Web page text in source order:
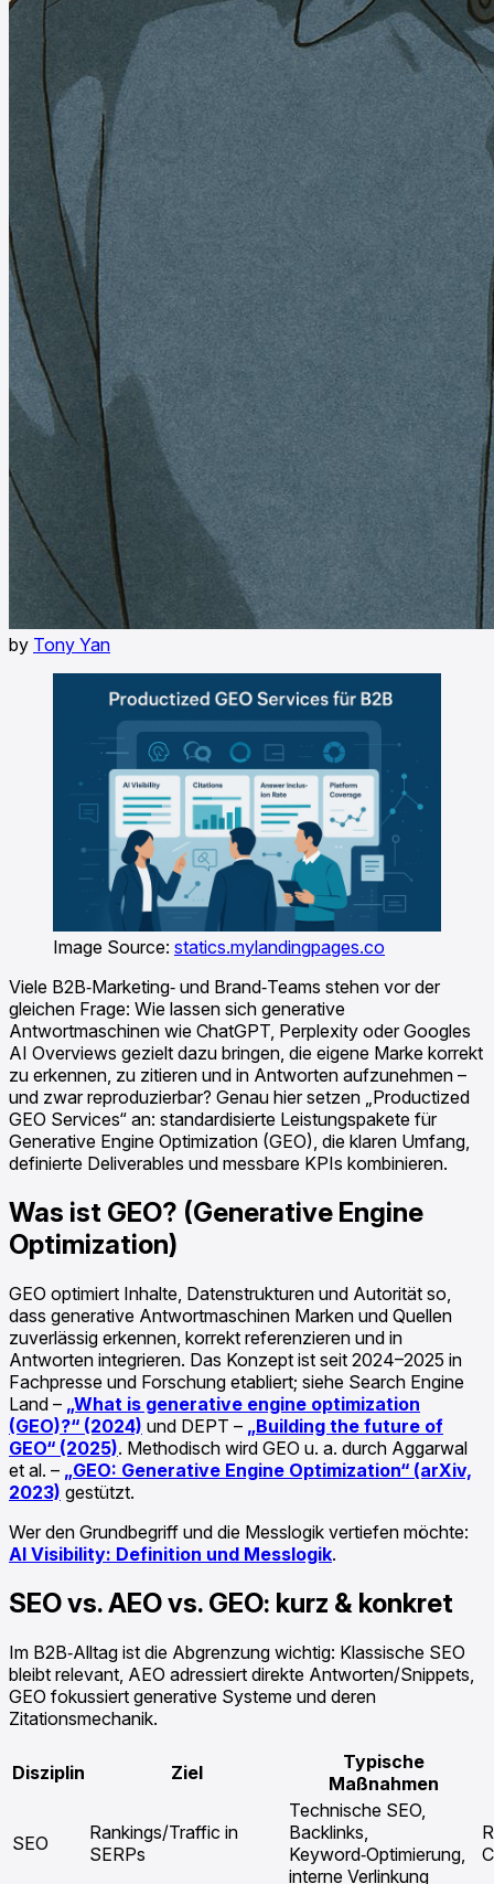
by Tony Yan
Image Source: statics.mylandingpages.co
Viele B2B‑Marketing‑ und Brand‑Teams stehen vor der
gleichen Frage: Wie lassen sich generative
Antwortmaschinen wie ChatGPT, Perplexity oder Googles
AI Overviews gezielt dazu bringen, die eigene Marke korrekt
zu erkennen, zu zitieren und in Antworten aufzunehmen –
und zwar reproduzierbar? Genau hier setzen „Productized
GEO Services“ an: standardisierte Leistungspakete für
Generative Engine Optimization (GEO), die klaren Umfang,
definierte Deliverables und messbare KPIs kombinieren.
Was ist GEO? (Generative Engine
Optimization)
GEO optimiert Inhalte, Datenstrukturen und Autorität so,
dass generative Antwortmaschinen Marken und Quellen
zuverlässig erkennen, korrekt referenzieren und in
Antworten integrieren. Das Konzept ist seit 2024–2025 in
Fachpresse und Forschung etabliert; siehe Search Engine
Land – „What is generative engine optimization
(GEO)?“ (2024) und DEPT – „Building the future of
GEO“ (2025). Methodisch wird GEO u. a. durch Aggarwal
et al. – „GEO: Generative Engine Optimization“ (arXiv,
2023) gestützt.
Wer den Grundbegriff und die Messlogik vertiefen möchte:
AI Visibility: Definition und Messlogik.
SEO vs. AEO vs. GEO: kurz & konkret
Im B2B‑Alltag ist die Abgrenzung wichtig: Klassische SEO
bleibt relevant, AEO adressiert direkte Antworten/Snippets,
GEO fokussiert generative Systeme und deren
Zitationsmechanik.
Disziplin Ziel
Typische
Maßnahmen
SEO
Rankings/Traffic in
SERPs
Technische SEO,
Backlinks,
Keyword‑Optimierung,
interne Verlinkung